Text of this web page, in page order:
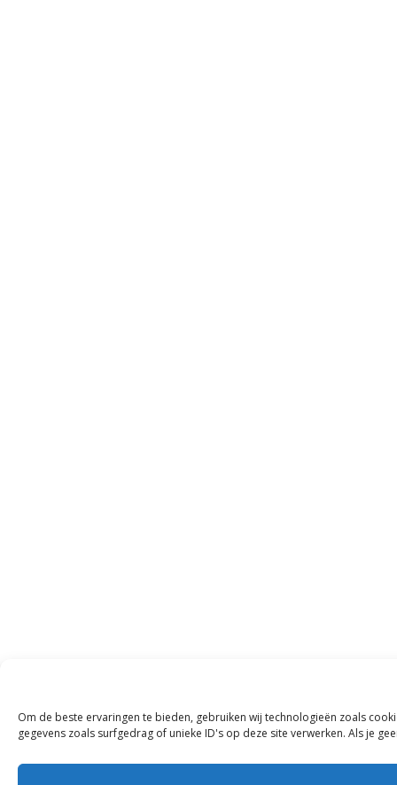
Om de beste ervaringen te bieden, gebruiken wij technologieën zoals
gegevens zoals surfgedrag of unieke ID's op deze site verwerken. Als je